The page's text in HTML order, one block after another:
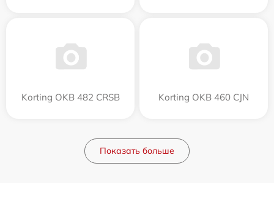
Korting OKB 482 CRSB Korting OKB 460 CJN
Показать больше